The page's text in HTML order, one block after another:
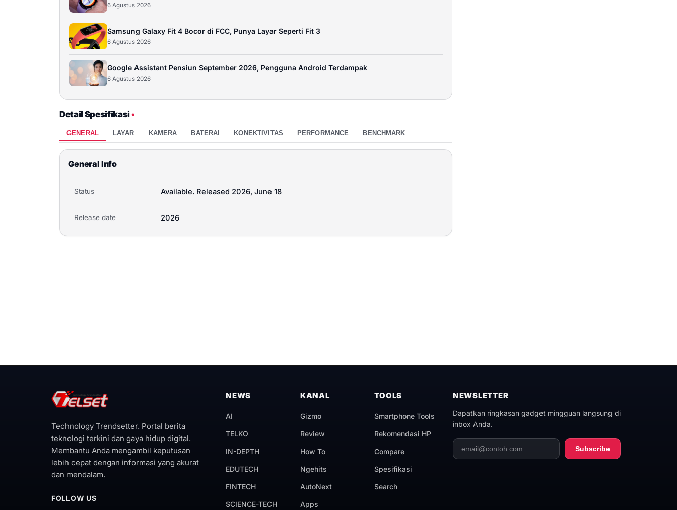
6 Agustus 2026
Samsung Galaxy Fit 4 Bocor di FCC, Punya Layar Seperti Fit 3
6 Agustus 2026
Google Assistant Pensiun September 2026, Pengguna Android Terdampak
6 Agustus 2026
Detail Spesifikasi•
GENERAL LAYAR KAMERA BATERAI KONEKTIVITAS PERFORMANCE BENCHMARK
General Info
Status Available. Released 2026, June 18
Release date 2026
Technology Trendsetter. Portal berita
teknologi terkini dan gaya hidup digital.
Membantu Anda mengambil keputusan
lebih cepat dengan informasi yang akurat
dan mendalam.
FOLLOW US
NEWS
AI
TELKO
IN-DEPTH
EDUTECH
FINTECH
SCIENCE-TECH
KANAL
Gizmo
Review
How To
Ngehits
AutoNext
Apps
TOOLS
Smartphone Tools
Rekomendasi HP
Compare
Spesifikasi
Search
NEWSLETTER
Dapatkan ringkasan gadget mingguan langsung di
inbox Anda.
Subscribe